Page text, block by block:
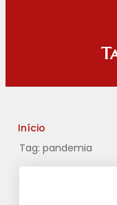
Início
Tag: pandemia